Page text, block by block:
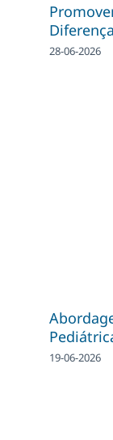
Diferença
28-06-2026
19-06-2026